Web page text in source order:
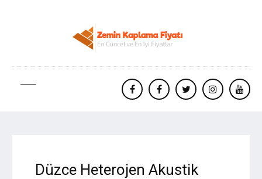
facebookFacebooktwitterinstagram
Düzce Heterojen Akustik